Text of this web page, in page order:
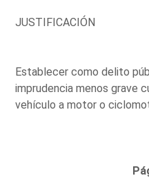
JUSTIFICACIÓN
Establecer como delito
imprudencia menos grave
vehículo a motor o